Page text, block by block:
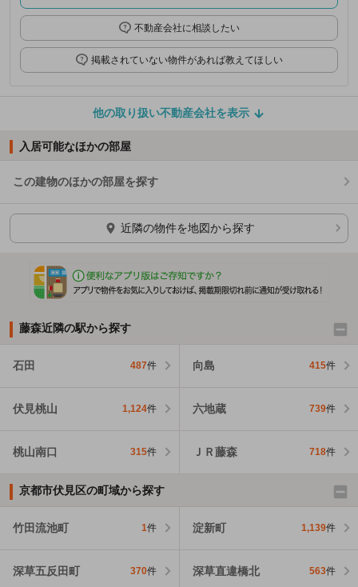
不動産会社に相談したい
掲載されていない物件があれば教えてほしい
他の取り扱い不動産会社を表示
入居可能なほかの部屋
この建物のほかの部屋を探す
ほかの部屋を検索中…
近隣の物件を地図から探す
藤森近隣の駅から探す
石田 487件 向島 415件
伏見桃山 1,124件 六地蔵 739件
桃山南口 315件 ＪＲ藤森 718件
京都市伏見区の町域から探す
竹田流池町 1件 淀新町 1,139件
深草五反田町 370件 深草直違橋北 563件